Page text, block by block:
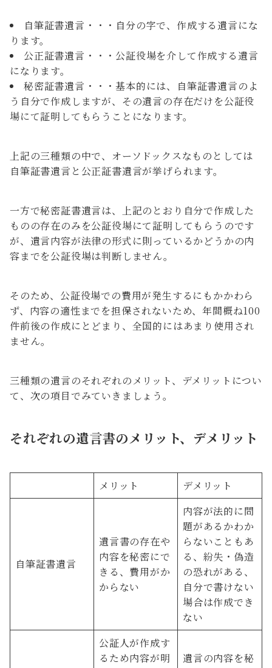
自筆証書遺言・・・自分の字で、作成する遺言にな
ります。
公正証書遺言・・・公証役場を介して作成する遺言
になります。
秘密証書遺言・・・基本的には、自筆証書遺言のよ
う自分で作成しますが、その遺言の存在だけを公証役
場にて証明してもらうことになります。
上記の三種類の中で、オーソドックスなものとしては
自筆証書遺言と公正証書遺言が挙げられます。
一方で秘密証書遺言は、上記のとおり自分で作成した
ものの存在のみを公証役場にて証明してもらうのです
が、遺言内容が法律の形式に則っているかどうかの内
容までを公証役場は判断しません。
そのため、公証役場での費用が発生するにもかかわら
ず、内容の適性までを担保されないため、年間概ね100
件前後の作成にとどまり、全国的にはあまり使用され
ません。
三種類の遺言のそれぞれのメリット、デメリットについ
て、次の項目でみていきましょう。
それぞれの遺言書のメリット、デメリット
メリット デメリット
自筆証書遺言
遺言書の存在や
内容を秘密にで
きる、費用がか
からない
内容が法的に問
題があるかわか
らないこともあ
る、紛失・偽造
の恐れがある、
自分で書けない
場合は作成でき
ない
公証人が作成す
るため内容が明
遺言の内容を秘